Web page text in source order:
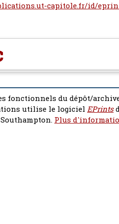
capitole.fr/id/
fonctionnels du dépôt/
utilise le logiciel EPrints
Plus